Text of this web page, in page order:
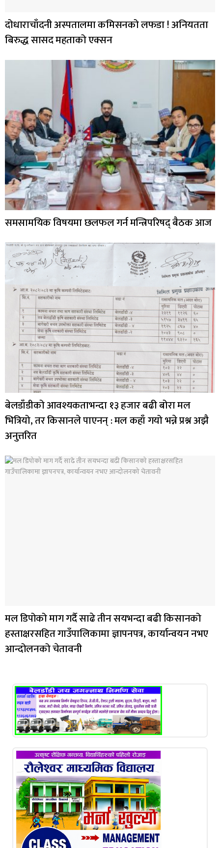
दोधाराचाँदनी अस्पतालमा कमिसनको लफडा ! अनियतता
बिरुद्ध सासद महताको एक्सन
समसामयिक विषयमा छलफल गर्न मन्त्रिपरिषद् बैठक आज
बेलडाँडीको आवश्यकताभन्दा १३ हजार बढी बोरा मल
भित्रियो, तर किसानले पाएनन् : मल कहाँ गयो भन्ने प्रश्न अझै
अनुत्तरित
मल डिपोको माग गर्दै साढे तीन सयभन्दा बढी किसानको
हस्ताक्षरसहित गाउँपालिकामा ज्ञापनपत्र, कार्यान्वयन नभए
आन्दोलनको चेतावनी